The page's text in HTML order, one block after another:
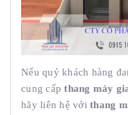
Nếu quý khách hàng
cung cấpthang máy
hãy liên hệ với thang